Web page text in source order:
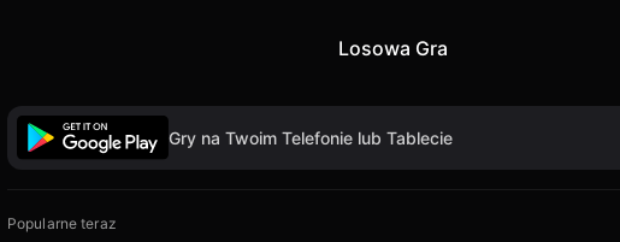
Losowa Gra
Gry na Twoim Telefonie lub Tablecie
Popularne teraz